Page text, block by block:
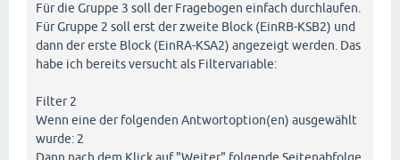
Für die Gruppe 3 soll der Fragebogen einfach durchlaufen.
Für Gruppe 2 soll erst der zweite Block (EinRB-KSB2) und
dann der erste Block (EinRA-KSA2) angezeigt werden. Das
habe ich bereits versucht als Filtervariable:
Filter 2
Wenn eine der folgenden Antwortoption(en) ausgewählt
wurde: 2